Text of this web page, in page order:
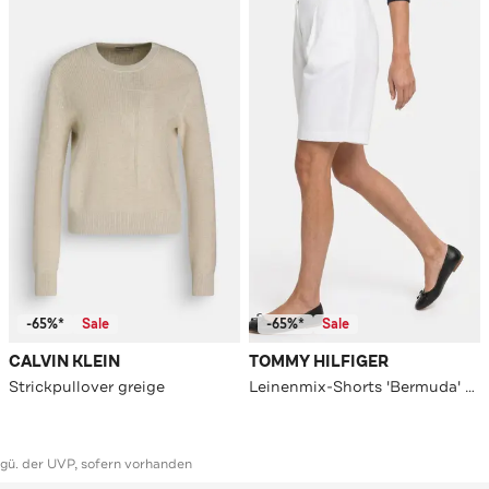
-65%* Sale
CALVIN KLEIN
Strickpullover greige
-65%* Sale
TOMMY HILFIGER
Leinenmix-Shorts 'Bermuda' weiß
der UVP, sofern vorhanden